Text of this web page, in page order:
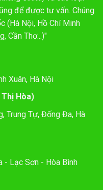
để được tư vấn. Chúng
(Hà Nội, Hồ Chí Minh
Cần Thơ...)"
Xuân, Hà Nội
Hòa)
Trung Tự, Đống Đa, Hà
- Lạc Sơn - Hòa Bình